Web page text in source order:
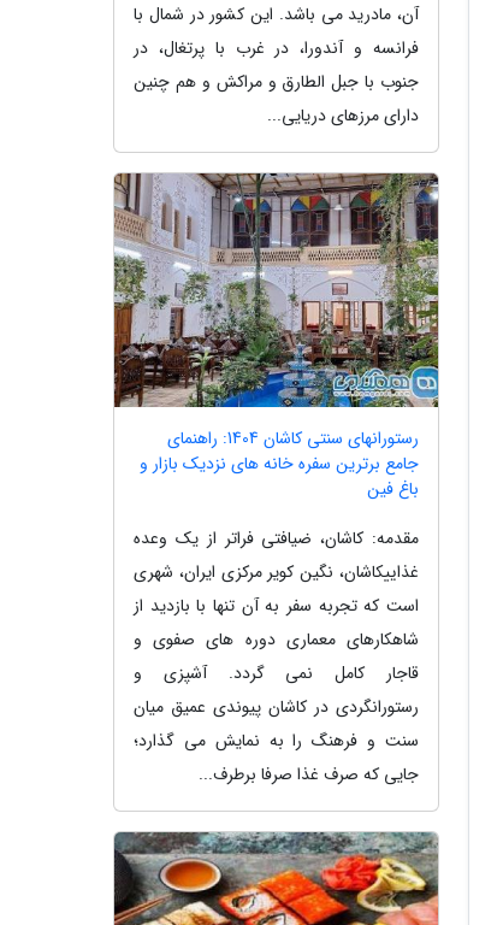
آن، مادرید می باشد. این کشور در شمال با
فرانسه و آندورا، در غرب با پرتغال، در
جنوب با جبل الطارق و مراکش و هم چنین
دارای مرزهای دریایی...
رستورانهای سنتی کاشان 1404: راهنمای
جامع برترین سفره خانه های نزدیک بازار و
باغ فین
مقدمه: کاشان، ضیافتی فراتر از یک وعده
غذاییکاشان، نگین کویر مرکزی ایران، شهری
است که تجربه سفر به آن تنها با بازدید از
شاهکارهای معماری دوره های صفوی و
قاجار کامل نمی گردد. آشپزی و
رستورانگردی در کاشان پیوندی عمیق میان
سنت و فرهنگ را به نمایش می گذارد؛
جایی که صرف غذا صرفا برطرف...